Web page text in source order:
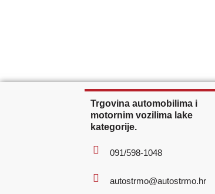
Trgovina automobilima i
motornim vozilima lake
kategorije.
091/598-1048
autostrmo@autostrmo.hr